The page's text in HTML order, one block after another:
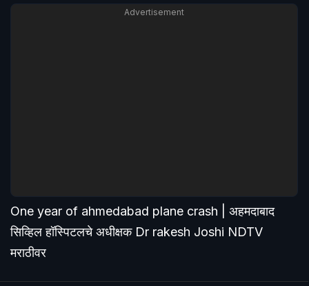
Advertisement
One year of ahmedabad plane crash | अहमदाबाद
सिव्हिल हॉस्पिटलचे अधीक्षक Dr rakesh Joshi NDTV
मराठीवर